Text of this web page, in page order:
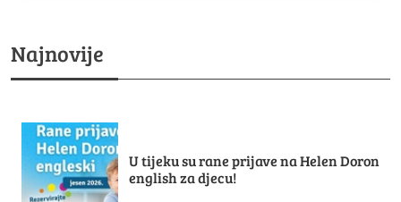
Najnovije
U tijeku su rane prijave na Helen Doron
english za djecu!